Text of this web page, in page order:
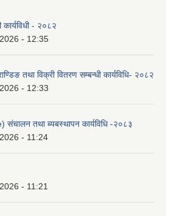
- २०८२
- 12:35
तथा विक्री वितरण सम्बन्धी कार्यविधि- २०८२
- 12:33
तथा ब्यबस्थापन कार्यविधि -२०८३
- 11:24
- 11:21